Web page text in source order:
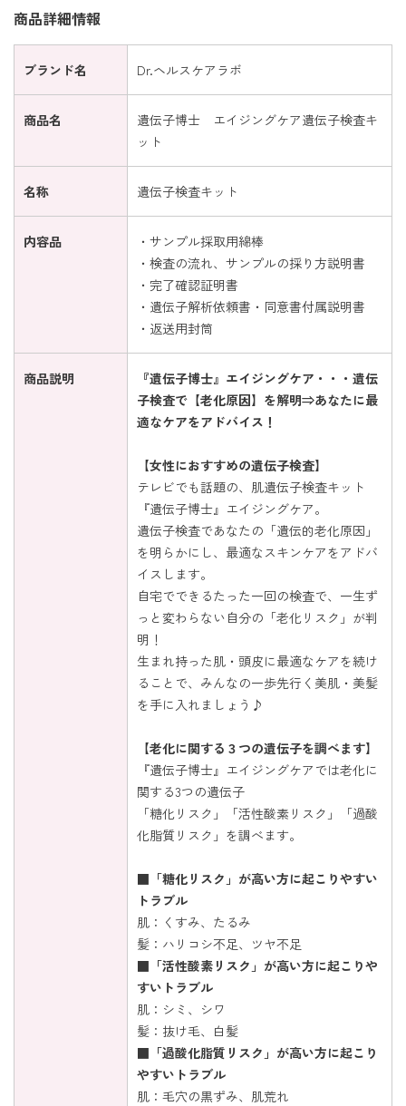
商品詳細情報
ブランド名 Dr.ヘルスケアラボ
商品名
遺伝子博士 エイジングケア遺伝子検査キ
ット
名称 遺伝子検査キット
内容品
・サンプル採取用綿棒
・検査の流れ、サンプルの採り方説明書
・完了確認証明書
・遺伝子解析依頼書・同意書付属説明書
・返送用封筒
商品説明
『遺伝子博士』エイジングケア・・・遺伝
子検査で【老化原因】を解明⇒あなたに最
適なケアをアドバイス！
【女性におすすめの遺伝子検査】
テレビでも話題の、肌遺伝子検査キット
『遺伝子博士』エイジングケア。
遺伝子検査であなたの「遺伝的老化原因」
を明らかにし、最適なスキンケアをアドバ
イスします。
自宅でできるたった一回の検査で、一生ず
っと変わらない自分の「老化リスク」が判
明！
生まれ持った肌・頭皮に最適なケアを続け
ることで、みんなの一歩先行く美肌・美髪
を手に入れましょう♪
【老化に関する３つの遺伝子を調べます】
『遺伝子博士』エイジングケアでは老化に
関する3つの遺伝子
「糖化リスク」「活性酸素リスク」「過酸
化脂質リスク」を調べます。
■「糖化リスク」が高い方に起こりやすい
トラブル
肌：くすみ、たるみ
髪：ハリコシ不足、ツヤ不足
■「活性酸素リスク」が高い方に起こりや
すいトラブル
肌：シミ、シワ
髪：抜け毛、白髪
■「過酸化脂質リスク」が高い方に起こり
やすいトラブル
肌：毛穴の黒ずみ、肌荒れ